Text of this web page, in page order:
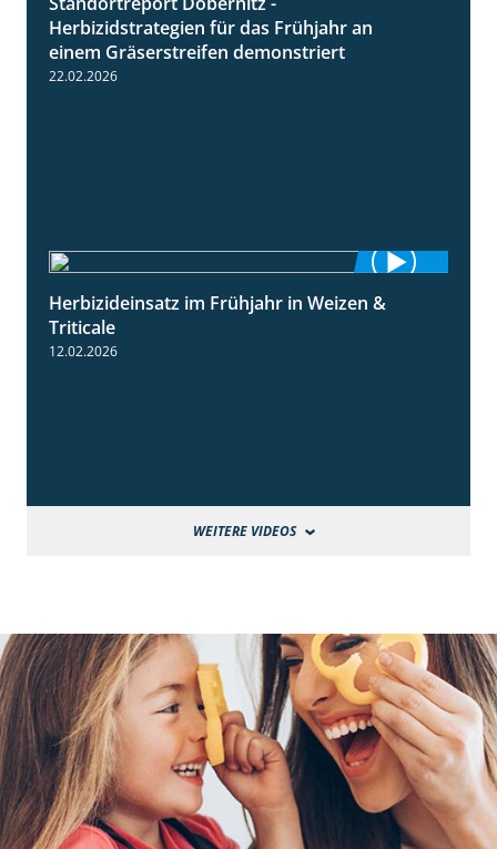
Herbizidstrategien für das Frühjahr an
einem Gräserstreifen demonstriert
22.02.2026
2:39
Herbizideinsatz im Frühjahr in Weizen &
Triticale
12.02.2026
WEITERE VIDEOS